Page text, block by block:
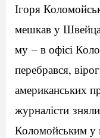
Ігоря
мешкав у
му – в офісі
перебрався,
американських
журналісти
Коломойським у